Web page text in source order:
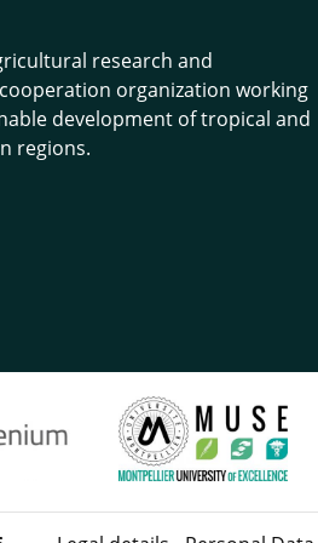
research and
organization working
development of tropical and
regions.